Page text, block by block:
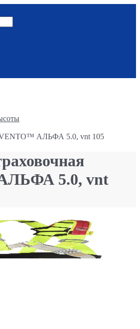
VENTO™ АЛЬФА 5.0, vnt 105
5.0, vnt